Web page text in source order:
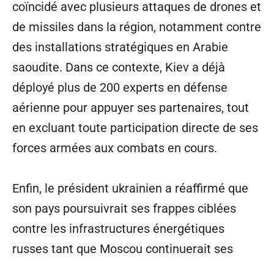
coïncidé avec plusieurs attaques de drones et
de missiles dans la région, notamment contre
des installations stratégiques en Arabie
saoudite. Dans ce contexte, Kiev a déjà
déployé plus de 200 experts en défense
aérienne pour appuyer ses partenaires, tout
en excluant toute participation directe de ses
forces armées aux combats en cours.
Enfin, le président ukrainien a réaffirmé que
son pays poursuivrait ses frappes ciblées
contre les infrastructures énergétiques
russes tant que Moscou continuerait ses